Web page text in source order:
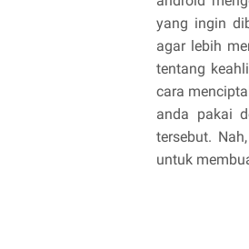
yang ingin
agar lebih
tentang
cara
anda pakai
tersebut.
untuk